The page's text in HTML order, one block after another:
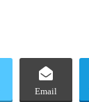
Email